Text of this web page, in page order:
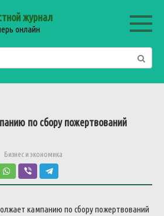
журнал
онлайн
по сбору пожертвований
Бизнес и экономика
кампанию по сборупожертвований